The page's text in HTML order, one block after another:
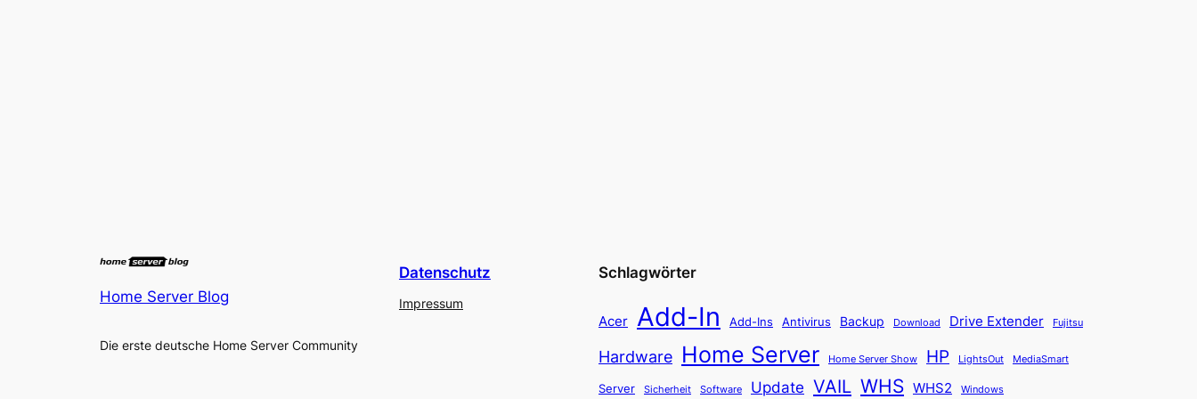
Home Server Blog
Die erste deutsche Home Server Community
Datenschutz
Impressum
Schlagwörter
Acer Add-In Add-Ins Antivirus Backup Download Drive Extender Fujitsu
Hardware Home Server Home Server Show HP LightsOut MediaSmart
Server Sicherheit Software Update VAIL WHS WHS2 Windows